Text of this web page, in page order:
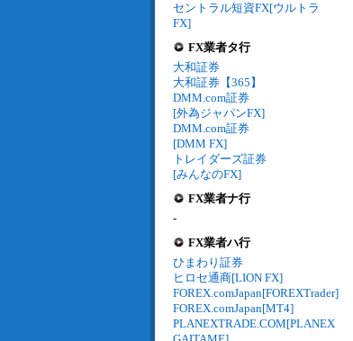
セントラル短資FX[ウルトラ
FX]
FX業者タ行
大和証券
大和証券【365】
DMM.com証券
[外為ジャパンFX]
DMM.com証券
[DMM FX]
トレイダーズ証券
[みんなのFX]
FX業者ナ行
-
FX業者ハ行
ひまわり証券
ヒロセ通商[LION FX]
FOREX.comJapan[FOREXTrader]
FOREX.comJapan[MT4]
PLANEXTRADE.COM[PLANEX